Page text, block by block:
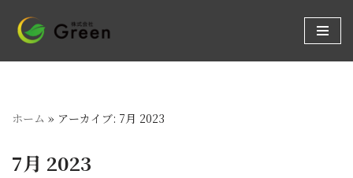
コ
ン
ツ
ス
ホーム » アーカイブ: 7月 2023
7月 2023